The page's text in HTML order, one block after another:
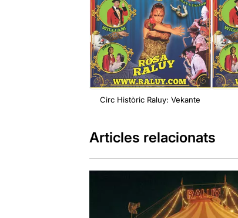
Circ Històric Raluy: Vekante
Articles relacionats